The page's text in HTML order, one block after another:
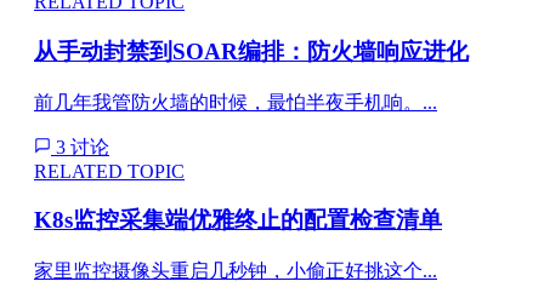
从手动封禁到SOAR编排：防火墙响应进化
前几年我管防火墙的时候，最怕半夜手机响。...
3 讨论
RELATED TOPIC
K8s监控采集端优雅终止的配置检查清单
家里监控摄像头重启几秒钟，小偷正好挑这个...